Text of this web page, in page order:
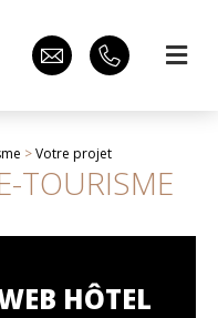
>Votre projet
TOURISME
HÔTEL